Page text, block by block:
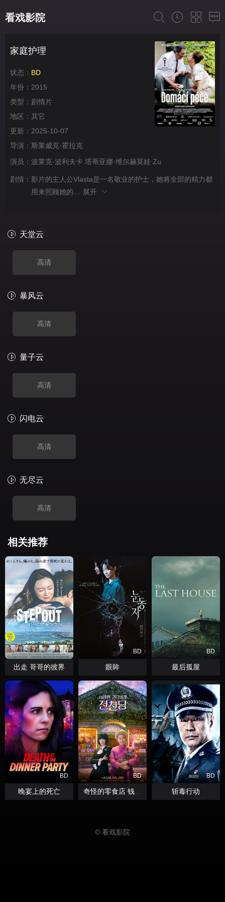
看戏影院
家庭护理
状态： BD
年份： 2015
类型： 剧情片
地区： 其它
更新： 2025-10-07
导演： 斯莱威克·霍拉克
演员： 波莱克·波利夫卡 塔蒂亚娜·维尔赫莫娃 Zu
剧情： 影片的主人公Vlasta是一名敬业的护士，她将全部的精力都
用来照顾她的...
展开
天堂云
高清
暴风云
高清
量子云
高清
闪电云
高清
无尽云
高清
相关推荐
BD
出走 哥哥的彼界
BD
眼眸
BD
最后孤屋
BD
晚宴上的死亡
BD
奇怪的零食店 钱天堂
BD
斩毒行动
© 看戏影院